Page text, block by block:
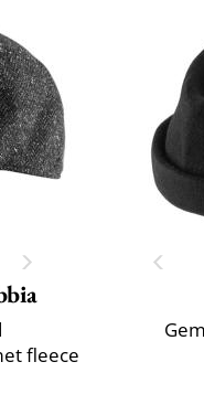
fleece